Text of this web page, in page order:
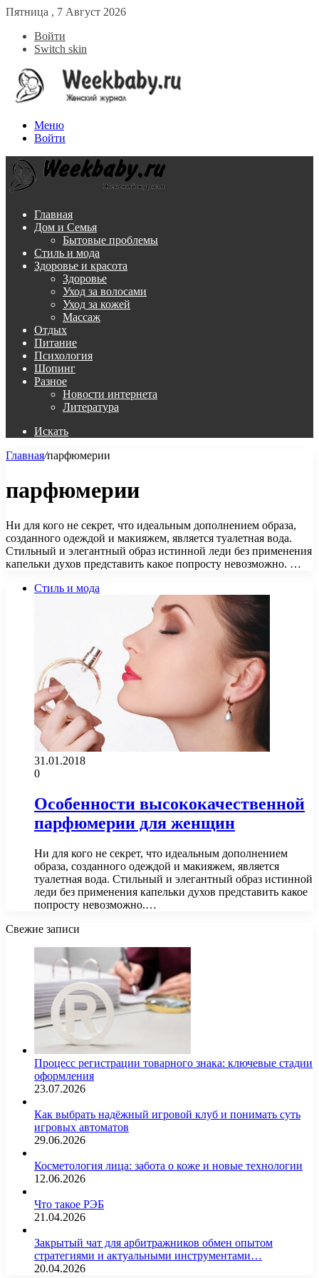
Пятница , 7 Август 2026
Войти
Switch skin
Меню
Войти
Главная
Дом и Семья
Бытовые проблемы
Стиль и мода
Здоровье и красота
Здоровье
Уход за волосами
Уход за кожей
Массаж
Отдых
Питание
Психология
Шопинг
Разное
Новости интернета
Литература
Искать
Главная/парфюмерии
парфюмерии
Ни для кого не секрет, что идеальным дополнением образа,
созданного одеждой и макияжем, является туалетная вода.
Стильный и элегантный образ истинной леди без применения
капельки духов представить какое попросту невозможно. …
Стиль и мода
31.01.2018
0
Особенности высококачественной
парфюмерии для женщин
Ни для кого не секрет, что идеальным дополнением
образа, созданного одеждой и макияжем, является
туалетная вода. Стильный и элегантный образ истинной
леди без применения капельки духов представить какое
попросту невозможно.…
Свежие записи
Процесс регистрации товарного знака: ключевые стадии
оформления
23.07.2026
Как выбрать надёжный игровой клуб и понимать суть
игровых автоматов
29.06.2026
Косметология лица: забота о коже и новые технологии
12.06.2026
Что такое РЭБ
21.04.2026
Закрытый чат для арбитражников обмен опытом
стратегиями и актуальными инструментами…
20.04.2026